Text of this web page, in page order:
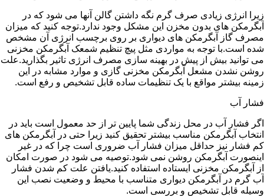
زیرا انرژی زیادی صرف گرم نگه داشتن گالن آنها می شود که در
آبگرمکن های بدون مخزن این مشکل وجود ندارد.توجه کنید که میزان
مصرف گاز آبگرمکن های دیواری بر روی برچسب انرژی آن مشخص
شده است.با توجه به مواردی مثل پیچ تنظیم شمعک آبگرمکن مخزنی
می توانید بیش از پیش در بهینه سازی مصرف انرژی تاثیر بگذارید.علت
روشن نشدن مشعل آبگرمکن مخزنی گازی و موارد مشابه در این
زمینه بیشتر مواقع با یک تنظیمات ساده قابل تشخیص و رفع است.
فشار آب
اگر فشار آب در محل زندگی شما پایین تر از حد معمول است باید در
انتخاب آبگرمکن مناسب بیشتر تحقیق کنید زیرا حتی در آبگرمکن های
کم فشار نیز حداقل میزان فشار آب ضروری است چرا که در غیر
اینصورت آبگرمکن روشن نمی شود.توصیه می شود در صورت امکان
از آبگرمکن مخزنی ایستاده استفاده کنید.یافتن علت کم شدن فشار
آب گرم در آبگرمکن دیواری متناسب با محیط و وضعیت نصب این
وسیله قابل تشخیص و بررسی است.